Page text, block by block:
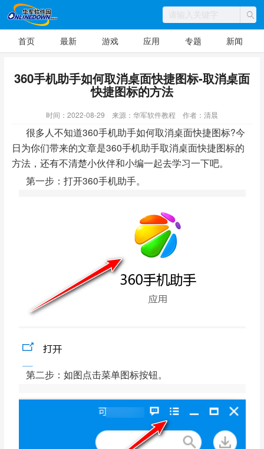
首页 最新 游戏 应用 专题 新闻
360手机助手如何取消桌面快捷图标-取消桌面
快捷图标的方法
时间：2022-08-29 来源：华军软件教程 作者：清晨
很多人不知道360手机助手如何取消桌面快捷图标?今
日为你们带来的文章是360手机助手取消桌面快捷图标的
方法，还有不清楚小伙伴和小编一起去学习一下吧。
第一步：打开360手机助手。
第二步：如图点击菜单图标按钮。